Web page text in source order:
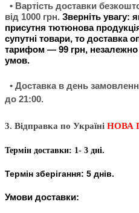
• Вартість доставки безкош
від 1000 грн. Зверніть увагу:
присутня тютюнова
супутні товари, то доставка
тарифом — 99 грн, незалежно
умов.
• Доставка в день
до 21:00.
3. Відправка по Україні НОВА
Термін доставки: 1- 3 дні.
Термін зберігання: 5 днів.
Умови доставки: